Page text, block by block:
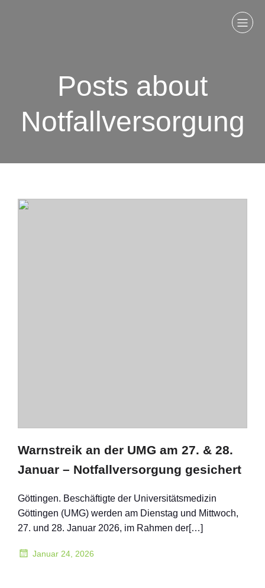
Posts about
Notfallversorgung
Warnstreik an der UMG am 27. & 28.
Januar – Notfallversorgung gesichert
Göttingen. Beschäftigte der Universitätsmedizin
Göttingen (UMG) werden am Dienstag und Mittwoch,
27. und 28. Januar 2026, im Rahmen der[…]
Januar 24, 2026